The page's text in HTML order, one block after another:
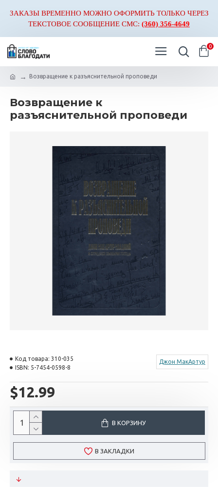
ЗАКАЗЫ ВРЕМЕННО МОЖНО ОФОРМИТЬ ТОЛЬКО ЧЕРЕЗ
ТЕКСТОВОЕ СООБЩЕНИЕ СМС: (360) 356-4649
0
Возвращение к разъяснительной проповеди
Возвращение к
разъяснительной проповеди
$12.99
Код товара: 310-035
ISBN: 5-7454-0598-8
Джон МакАртур
В КОРЗИНУ
В ЗАКЛАДКИ